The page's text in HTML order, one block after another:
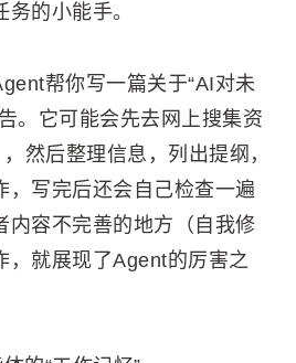
的小能手。
帮你写一篇关于“AI对未
。它可能会先去网上搜集资
然后整理信息，列出提纲，
，写完后还会自己检查一遍
内容不完善的地方（自我修
，就展现了Agent的厉害之